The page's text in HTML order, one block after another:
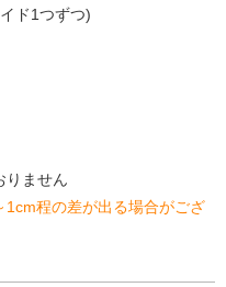
ド1つずつ)
りません
程の差が出る場合がござ